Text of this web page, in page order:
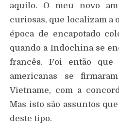
aquilo. O meu novo
curiosas, que localizam a
época de encapotado
quando a Indochina se
francês. Foi então que
americanas se
Vietname, com a
Mas isto são assuntos
deste tipo.